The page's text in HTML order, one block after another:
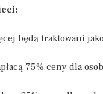
będą traktowani
75% ceny dla